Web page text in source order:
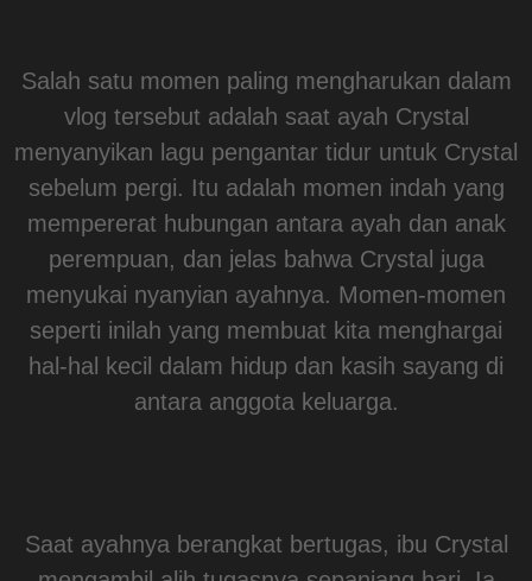
Salah satu momen paling mengharukan dalam
vlog tersebut adalah saat ayah Crystal
menyanyikan lagu pengantar tidur untuk Crystal
sebelum pergi. Itu adalah momen indah yang
mempererat hubungan antara ayah dan anak
perempuan, dan jelas bahwa Crystal juga
menyukai nyanyian ayahnya. Momen-momen
seperti inilah yang membuat kita menghargai
hal-hal kecil dalam hidup dan kasih sayang di
antara anggota keluarga.
Saat ayahnya berangkat bertugas, ibu Crystal